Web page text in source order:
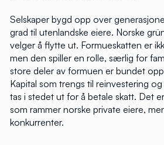
Selskaper bygd opp over
grad til utenlandske eiere. Norske
velger å flytte ut. Formueskatten er
men den spiller en rolle, særlig for
store deler av formuen er bundet
Kapital som trengs til reinvestering
tas i stedet ut for å betale skatt. Det
som rammer norske private eiere,
konkurrenter.